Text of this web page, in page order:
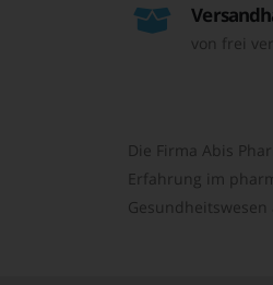
von frei
Die Firma Abis
Erfahrung im